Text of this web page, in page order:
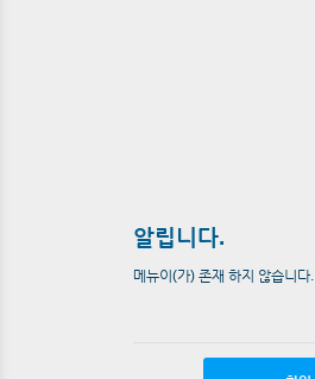
알립니다.
메뉴이(가) 존재 하지 않습니다.